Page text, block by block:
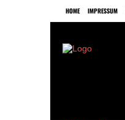
HOME IMPRESSUM